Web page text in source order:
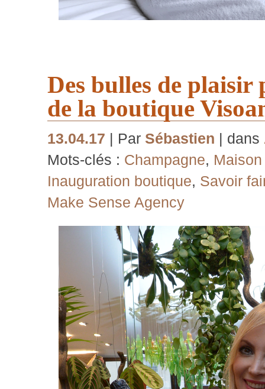
Des bulles de
de la boutique
13.04.17 | Par Sébastien | dans
Mots-clés : Champagne,
Inauguration boutique, Savoir
Make Sense Agency